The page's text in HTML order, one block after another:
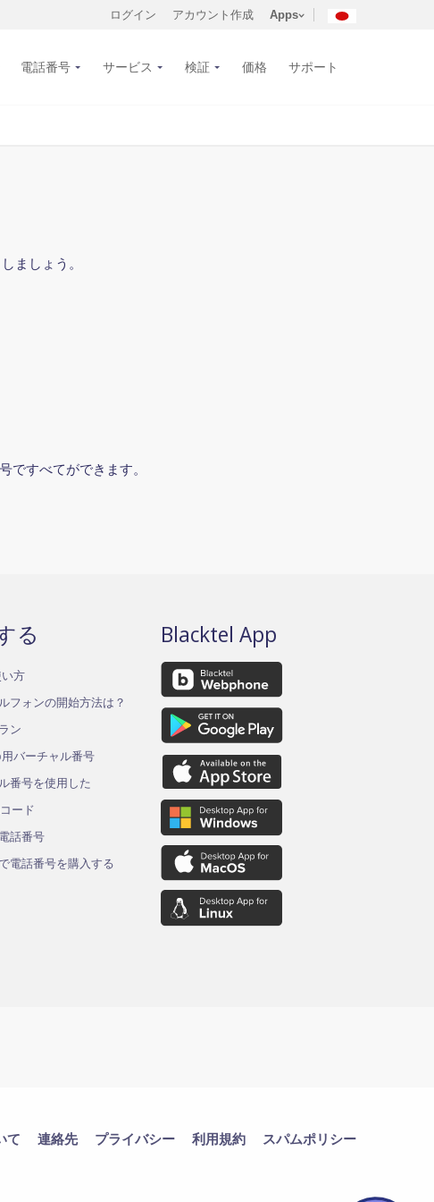
ログイン アカウント作成 Apps
電話番号 サービス 検証 価格 サポート
ましょう。
ですべてができます。
る
方
フォンの開始方法は？
ン
バーチャル番号
番号を使用した
ード
話番号
電話番号を購入する
Blacktel App
て 連絡先 プライバシー 利用規約 スパムポリシー